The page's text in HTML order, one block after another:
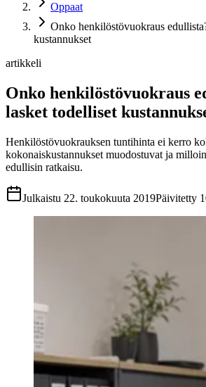
Oppaat
Onko henkilöstövuokraus
kustannukset
artikkeli
Onko henkilöstövuokraus
lasket todelliset
Henkilöstövuokrauksen tuntihinta ei kerro
kokonaiskustannukset muodostuvat ja
edullisin ratkaisu.
Julkaistu 22. toukokuuta 2019Päivitetty